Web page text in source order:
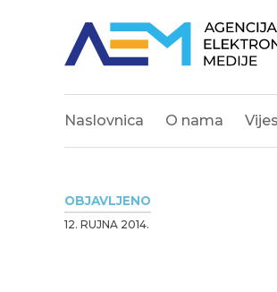
Naslovnica O nama
OBJAVLJENO
12. RUJNA 2014.